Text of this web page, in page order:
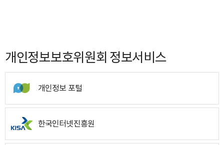
개인정보보호위원회 정보서비스
개인정보 포털
한국인터넷진흥원